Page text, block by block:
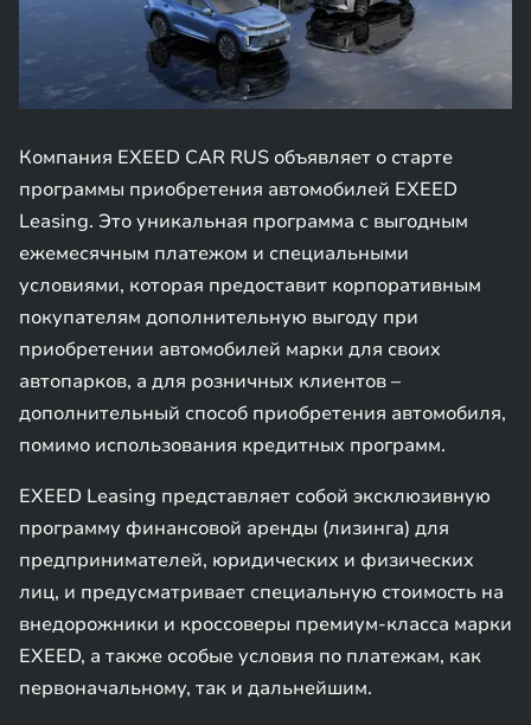
Компания EXEED CAR RUS объявляет о старте
программы приобретения автомобилей EXEED
Leasing. Это уникальная программа с выгодным
ежемесячным платежом и специальными
условиями, которая предоставит корпоративным
покупателям дополнительную выгоду при
приобретении автомобилей марки для своих
автопарков, а для розничных клиентов –
дополнительный способ приобретения автомобиля,
помимо использования кредитных программ.
EXEED Leasing представляет собой эксклюзивную
программу финансовой аренды (лизинга) для
предпринимателей, юридических и физических
лиц, и предусматривает специальную стоимость на
внедорожники и кроссоверы премиум-класса марки
EXEED, а также особые условия по платежам, как
первоначальному, так и дальнейшим.